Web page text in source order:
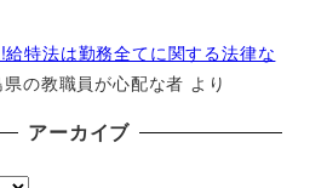
特法は勤務全てに関する法律な
県の教職員が心配な者 より
アーカイブ